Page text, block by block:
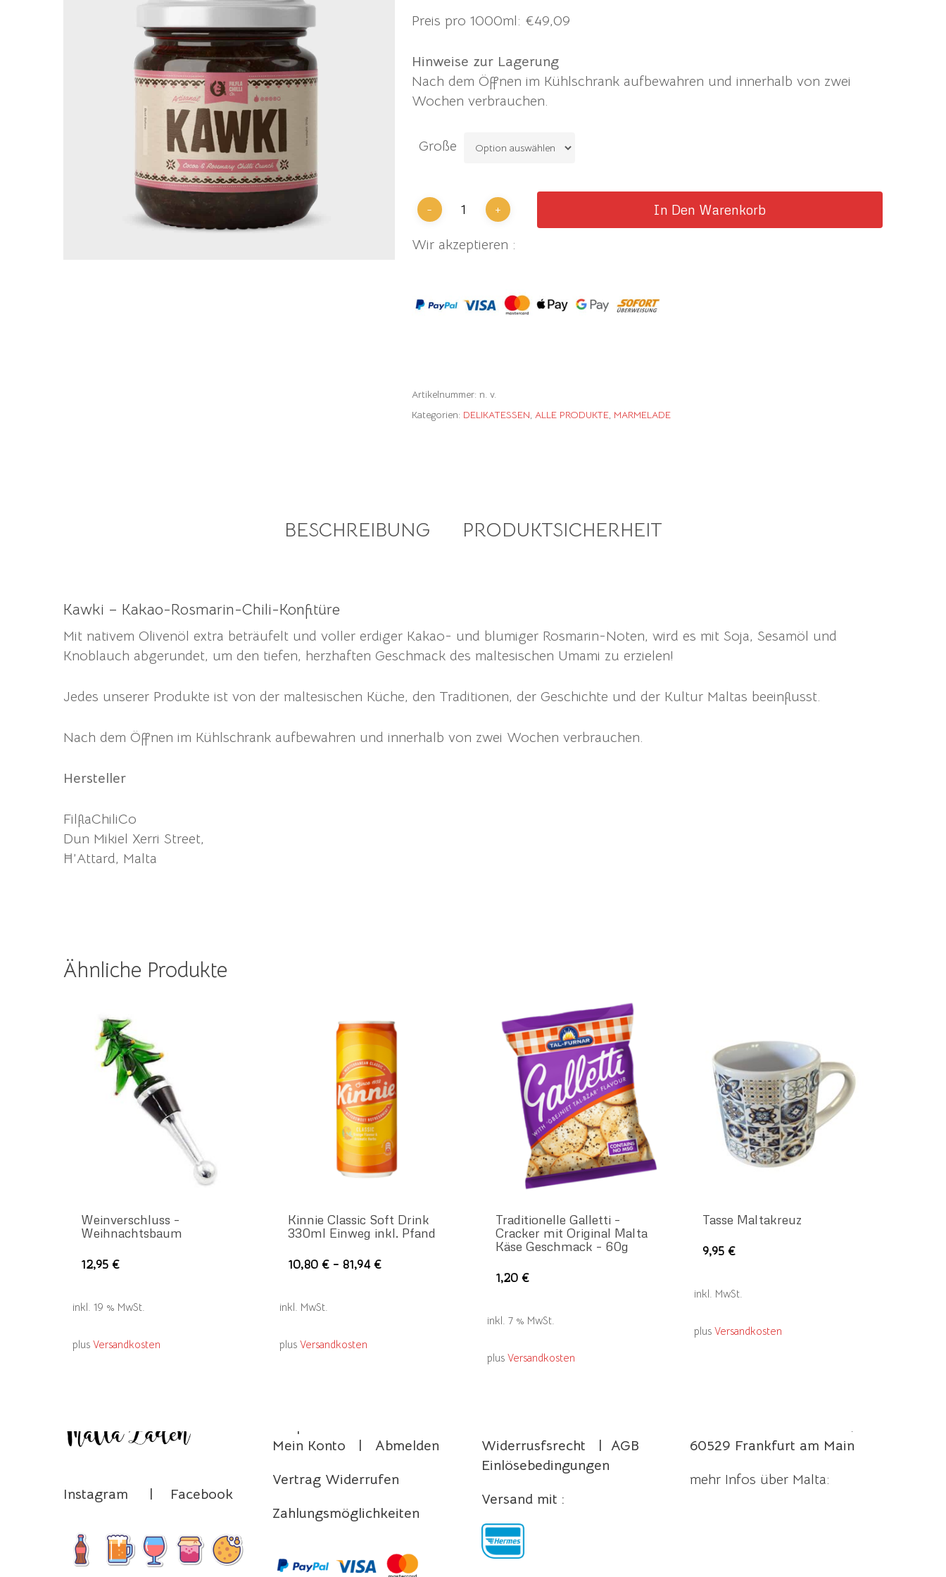
Hit enter to search or ESC to close
Preis pro 1000ml: €49,09
Hinweise zur Lagerung
Nach dem Öffnen im Kühlschrank aufbewahren und innerhalb von zwei
Wochen verbrauchen.
Große
In Den Warenkorb
Wir akzeptieren :
Artikelnummer: n. v.
Kategorien: DELIKATESSEN, ALLE PRODUKTE, MARMELADE
BESCHREIBUNG PRODUKTSICHERHEIT
Kawki – Kakao-Rosmarin-Chili-Konfitüre
Mit nativem Olivenöl extra beträufelt und voller erdiger Kakao- und blumiger Rosmarin-Noten, wird es mit Soja, Sesamöl und
Knoblauch abgerundet, um den tiefen, herzhaften Geschmack des maltesischen Umami zu erzielen!
Jedes unserer Produkte ist von der maltesischen Küche, den Traditionen, der Geschichte und der Kultur Maltas beeinflusst.
Nach dem Öffnen im Kühlschrank aufbewahren und innerhalb von zwei Wochen verbrauchen.
Hersteller
FilflaChiliCo
Dun Mikiel Xerri Street,
Ħ’Attard, Malta
Ähnliche Produkte
Weinverschluss –
Weihnachtsbaum
12,95€
inkl. 19 % MwSt.
plus Versandkosten
Kinnie Classic Soft Drink
330ml Einweg inkl. Pfand
10,80€ – 81,94€
auf
werden
inkl. MwSt.
plusVersandkosten
Traditionelle Galletti –
Cracker mit Original Malta
Käse Geschmack – 60g
1,20€
inkl. 7 % MwSt.
plus Versandkosten
Tasse Maltakreuz
9,95€
der
gewählt
inkl. MwSt.
plusVersandkosten
Instagram | Facebook
Mein Konto | Abmelden
Vertrag Widerrufen
Zahlungsmöglichkeiten
Widerrusfsrecht | AGB
Einlösebedingungen
Versand mit :
60529 Frankfurt am Main
mehr Infos über Malta: